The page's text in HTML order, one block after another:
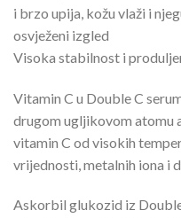
i brzo upija, kožu vlaži i
osvježeni izgled
Visoka stabilnost i
Vitamin C u Double C
drugom ugljikovom atomu
vitamin C od visokih
vrijednosti, metalnih iona i
Askorbil glukozid iz